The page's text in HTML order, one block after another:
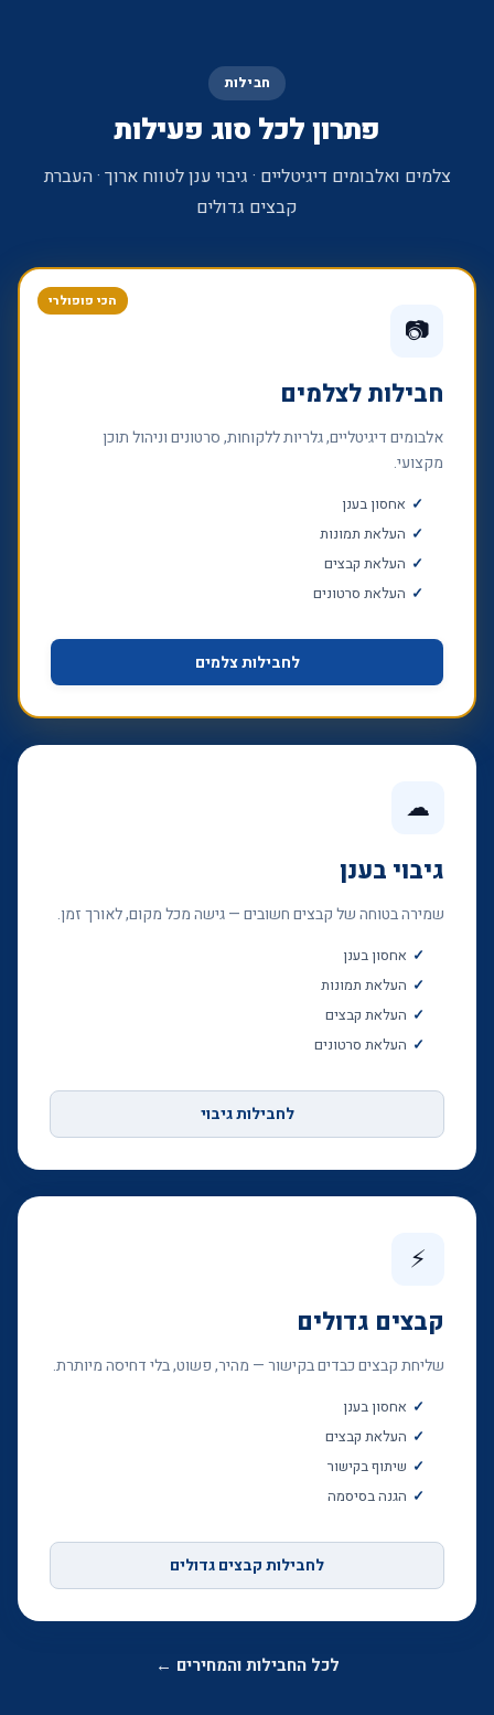
חבילות
פתרון לכל סוג פעילות
צלמים ואלבומים דיגיטליים · גיבוי ענן לטווח ארוך · העברת
קבצים גדולים
הכי פופולרי
📷
חבילות לצלמים
אלבומים דיגיטליים, גלריות ללקוחות, סרטונים וניהול תוכן
מקצועי.
אחסון בענן
העלאת תמונות
העלאת קבצים
העלאת סרטונים
לחבילות צלמים
☁
גיבוי בענן
שמירה בטוחה של קבצים חשובים — גישה מכל מקום, לאורך זמן.
אחסון בענן
העלאת תמונות
העלאת קבצים
העלאת סרטונים
לחבילות גיבוי
⚡
קבצים גדולים
שליחת קבצים כבדים בקישור — מהיר, פשוט, בלי דחיסה מיותרת.
אחסון בענן
העלאת קבצים
שיתוף בקישור
הגנה בסיסמה
לחבילות קבצים גדולים
לכל החבילות והמחירים ←